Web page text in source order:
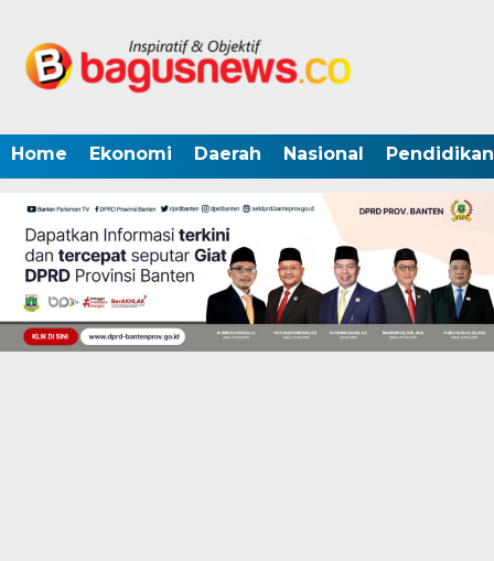
Home Ekonomi Daerah Nasional Pendidikan